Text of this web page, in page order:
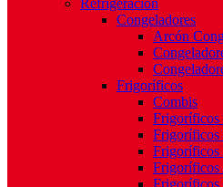
Refrigeración
Congeladores
Arcón
Frigoríficos
Combis
Frigoríficos
Frigoríficos
Frigoríficos
Frigoríficos
Frigoríficos